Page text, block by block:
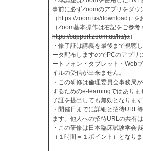
事前に必ずZoomのアプリをダウ
（ https://zoom.us/download ）を
（Zoom基本操作は右記をご参考
https://support.zoom.us/hc/ja）
・修了証は講義を最後まで視聴
ータ配布しますのでPCのアプリ
ートフォン・タブレット・Web
イルの受信が出来ません。
・この研修は倫理委員会事務局
するためのe-learningではありま
了証を提出しても無効となりま
・開催日までに詳細と招待URL
ます。他人への招待URLの共有
・この研修は日本臨床試験学会
（１時間＝１ポイント）となりま